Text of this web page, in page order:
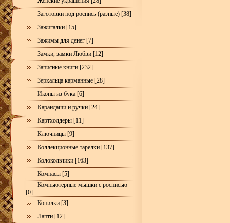
Заготовки под роспись (разные) [38]
Зажигалки [15]
Зажимы для денег [7]
Замки, замки Любви [12]
Записные книги [232]
Зеркальца карманные [28]
Иконы из бука [6]
Карандаши и ручки [24]
Картхолдеры [11]
Ключницы [9]
Коллекционные тарелки [137]
Колокольчики [163]
Компасы [5]
Компьютерные мышки с росписью
[0]
Копилки [3]
Лапти [12]